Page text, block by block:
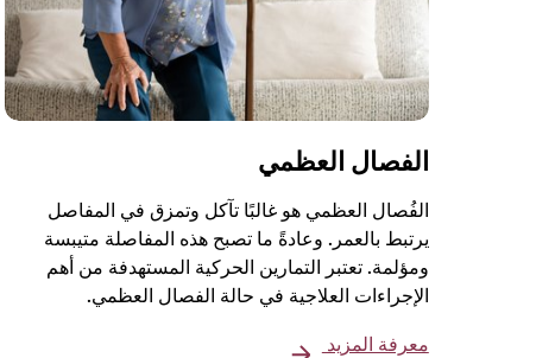
الفصال العظمي
الفُصال العظمي هو غالبًا تآكل وتمزق في المفاصل
يرتبط بالعمر. وعادةً ما تصبح هذه المفاصلة متيبسة
ومؤلمة. تعتبر التمارين الحركية المستهدفة من أهم
الإجراءات العلاجية في حالة الفصال العظمي.
معرفة المزيد